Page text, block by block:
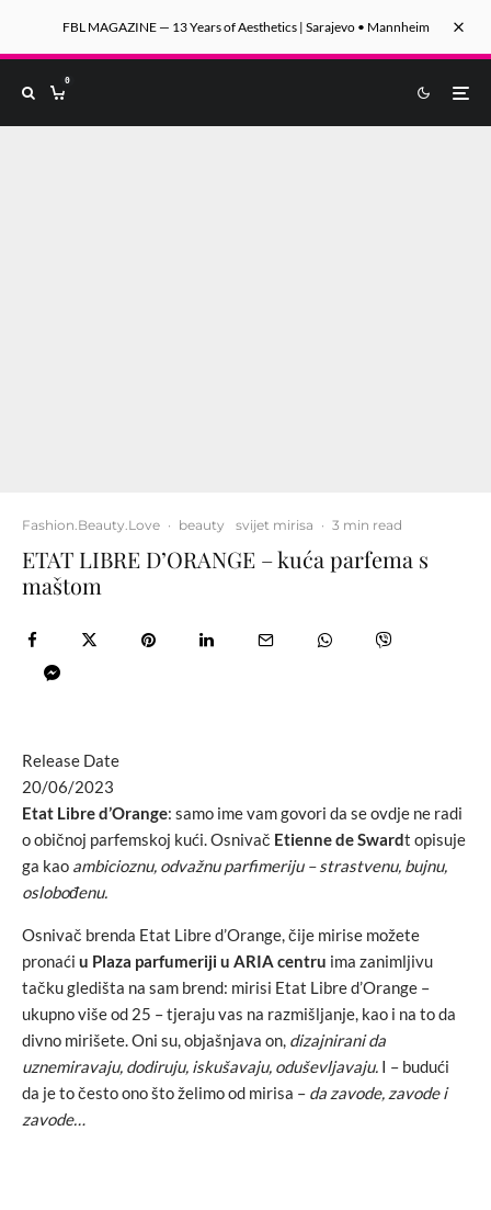
FBL MAGAZINE — 13 Years of Aesthetics | Sarajevo • Mannheim
0
Fashion.Beauty.Love · beauty svijet mirisa · 3 min read
ETAT LIBRE D’ORANGE – kuća parfema s
maštom
Release Date
20/06/2023
Etat Libre d’Orange: samo ime vam govori da se ovdje ne radi
o običnoj parfemskoj kući. Osnivač Etienne de Swardt opisuje
ga kao ambicioznu, odvažnu parfimeriju – strastvenu, bujnu,
oslobođenu.
Osnivač brenda Etat Libre d’Orange, čije mirise možete
pronaći u Plaza parfumeriji u ARIA centru ima zanimljivu
tačku gledišta na sam brend: mirisi Etat Libre d’Orange –
ukupno više od 25 – tjeraju vas na razmišljanje, kao i na to da
divno mirišete. Oni su, objašnjava on, dizajnirani da
uznemiravaju, dodiruju, iskušavaju, oduševljavaju. I – budući
da je to često ono što želimo od mirisa – da zavode, zavode i
zavode…